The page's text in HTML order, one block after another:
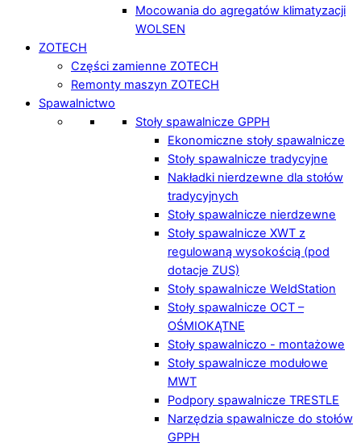
Mocowania do agregatów klimatyzacji
WOLSEN
ZOTECH
Części zamienne ZOTECH
Remonty maszyn ZOTECH
Spawalnictwo
Stoły spawalnicze GPPH
Ekonomiczne stoły spawalnicze
Stoły spawalnicze tradycyjne
Nakładki nierdzewne dla stołów
tradycyjnych
Stoły spawalnicze nierdzewne
Stoły spawalnicze XWT z
regulowaną wysokością (pod
dotacje ZUS)
Stoły spawalnicze WeldStation
Stoły spawalnicze OCT –
OŚMIOKĄTNE
Stoły spawalniczo - montażowe
Stoły spawalnicze modułowe
MWT
Podpory spawalnicze TRESTLE
Narzędzia spawalnicze do stołów
GPPH